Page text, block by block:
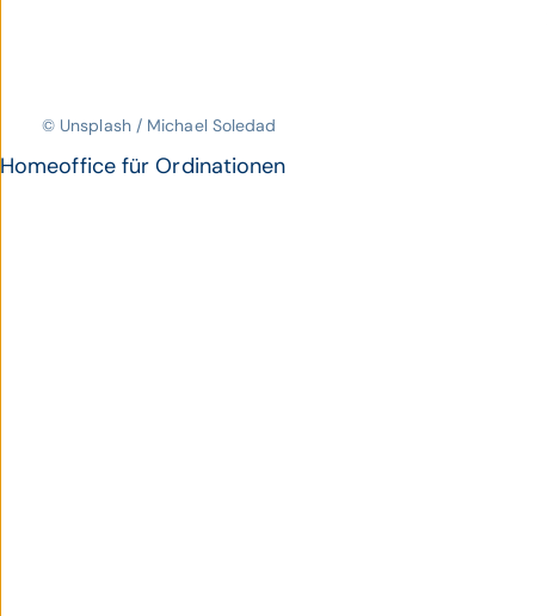
© Unsplash / Michael Soledad
Homeoffice für Ordinationen